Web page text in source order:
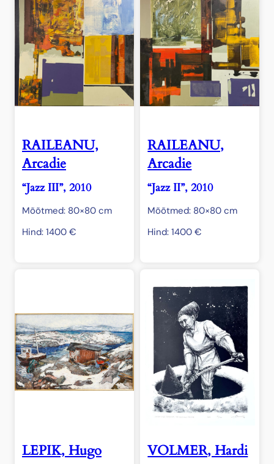
RAILEANU,
Arcadie
“Jazz III”, 2010
Mõõtmed: 80×80 cm
Hind: 1400 €
RAILEANU,
Arcadie
“Jazz II”, 2010
Mõõtmed: 80×80 cm
Hind:1400€
LEPIK, Hugo VOLMER, Hardi